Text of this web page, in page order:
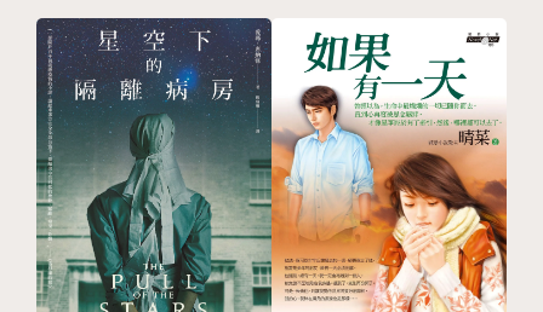
好書獎、2013 年法蘭克福書展台灣館選書)、《我不
是生來當母親的》（2015年小寫出版）、繪本《貓面
具》（個人出版：2015年華文朗讀節選書）、「隱晦
家庭」繪本三部曲《海的旅館》、《老人臉貓》、《af
ter》（2016年南方家園出版，華文朗讀節選書）。業
餘亂講於「樹人畫學校outsider art school&繪本亂
讀會」，寫過馬來西亞星洲日報繪本導讀專欄、南洋商
報讀書人專欄，專文收集於部落格「繪本亂讀會」，今
年起於博客來「一起看圖文」專欄，也在行天宮附設玄
CHAPTER 3 我躲在那些顏色的房間
我挖了一個洞
我躲在那些顏色的房間
用毛吸乾你的鐵鏈
差不多十年
在狗吠中恢復春天
你的神留在床上
換上睡衣活著
你生孩子自以為活著